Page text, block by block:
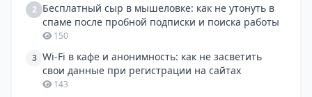
2 Бесплатный сыр в мышеловке: как не утонуть в
спаме после пробной подписки и поиска работы
150
3 Wi-Fi в кафе и анонимность: как не засветить
свои данные при регистрации на сайтах
143